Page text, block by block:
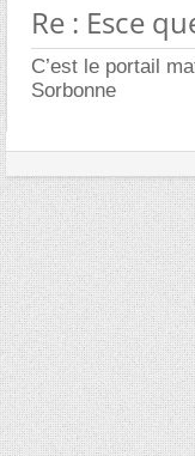
Re : Esce
C’est le portail
Sorbonne